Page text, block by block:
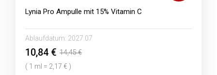
Lynia Pro Ampulle mit 15% Vitamin C
Ablaufdatum: 2027.07
10,84 € 14,45 €
( 1 ml = 2,17 € )